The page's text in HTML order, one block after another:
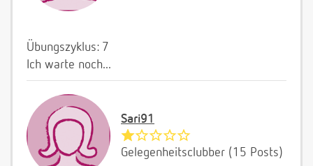
Übungszyklus: 7
Ich warte noch...
Sari91
Gelegenheitsclubber (15 Posts)